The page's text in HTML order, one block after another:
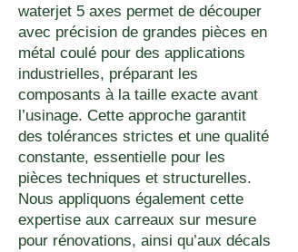
waterjet 5 axes permet de découper
avec précision de grandes pièces en
métal coulé pour des applications
industrielles, préparant les
composants à la taille exacte avant
l’usinage. Cette approche garantit
des tolérances strictes et une qualité
constante, essentielle pour les
pièces techniques et structurelles.
Nous appliquons également cette
expertise aux carreaux sur mesure
pour rénovations, ainsi qu’aux décals